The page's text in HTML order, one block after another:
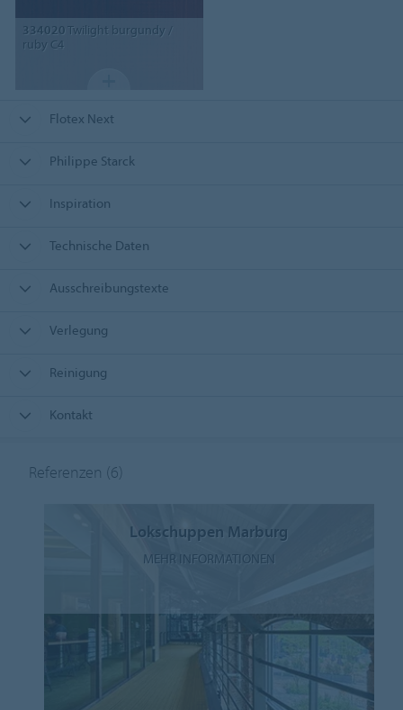
334020 Twilight burgundy /
ruby C4
Flotex Next
Philippe Starck
Inspiration
Technische Daten
Ausschreibungstexte
Verlegung
Reinigung
Kontakt
Referenzen (6)
Lokschuppen Marburg
MEHR INFORMATIONEN